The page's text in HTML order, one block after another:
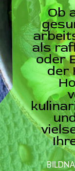
Ob
als
oder
der